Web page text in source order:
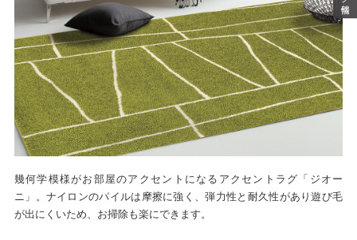
幾何学模様がお部屋のアクセントになるアクセントラグ「ジオー
ニ」。ナイロンのパイルは摩擦に強く、弾力性と耐久性があり遊び毛
が出にくいため、お掃除も楽にできます。